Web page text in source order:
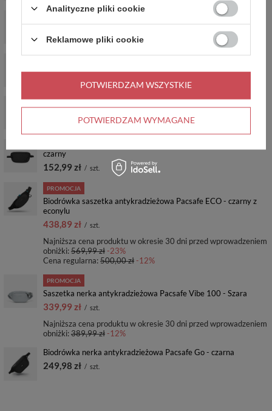
Portfel antykradzieżowy na pas RFID Pacsafe Coversafe V100 -
98,99 zł / szt.
219,99 zł / szt.
Portfel antykradzieżowy na pas RFID Pacsafe Coversafe V100 -
szary
/ szt.
czarny
152,99 zł / szt.
PROMOCJA
Biodrówka saszetka antykradzieżowa Pacsafe ECO - czarny z
econylu
438,89 zł / szt.
Najniższa cena produktu w okresie 30 dni przed wprowadzeniem
obniżki:569,99 zł-23%
Cena regularna:500,00 zł-12%
PROMOCJA
Saszetka nerka antykradzieżowa Pacsafe Vibe 100 - Szara
339,99 zł / szt.
Najniższa cena produktu w okresie 30 dni przed wprowadzeniem
obniżki:389,99 zł-12%
Biodrówka nerka antykradzieżowa Pacsafe Go - czarna
249,98 zł / szt.
Analityczne pliki cookie
Reklamowe pliki cookie
POTWIERDZAM WYMAGANE
POTWIERDZAM WSZYSTKIE